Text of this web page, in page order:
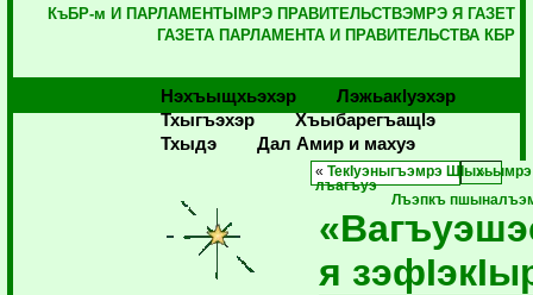
КъБР-м И ПАРЛАМЕНТЫМРЭ ПРАВИТЕЛЬСТВЭМРЭ Я ГАЗЕТ
ГАЗЕТА ПАРЛАМЕНТА И ПРАВИТЕЛЬСТВА КБР
Нэхъыщхьэхэр
Лэжьакlуэхэр
Тхыгъэхэр
Хъыбарегъащlэ
Тхыдэ
Дал Амир и махуэ
«ТекIуэныгъэмрэ
лъагъуэ
Лъэпкъ
я